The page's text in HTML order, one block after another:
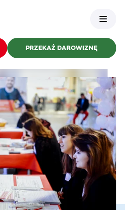
PRZEKAŻ DAROWIZNĘ